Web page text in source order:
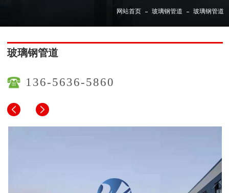
网站首页 玻璃钢管道 玻璃钢管道
玻璃钢管道
136-5636-5860